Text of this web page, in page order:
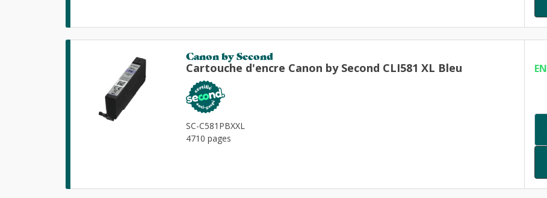
Canon by Second
Cartouche d'encre Canon by Second CLI581 XL Bleu
SC-C581PBXXL
4710 pages